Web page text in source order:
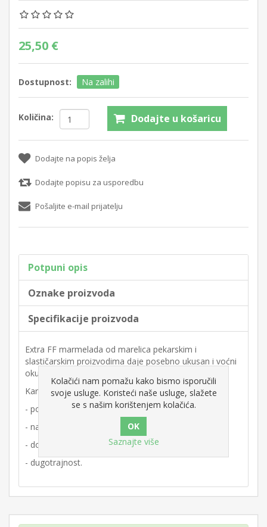
25,50 €
Dostupnost: Na zalihi
Količina: Dodajte u košaricu
Dodajte na popis želja
Dodajte popisu za usporedbu
Pošaljite e-mail prijatelju
Potpuni opis
Oznake proizvoda
Specifikacije proizvoda
Extra FF marmelada od marelica pekarskim i
slastičarskim proizvodima daje posebno ukusan i voćni
okus.
Karakteristike proizvoda:
- postojana i razmaziva
- najfinijeg okusa i prekrasnog sjaja
- dosljedna kvaliteta
- dugotrajnost.
Kolačići nam pomažu kako bismo isporučili
svoje usluge. Koristeći naše usluge, slažete
se s našim korištenjem kolačića.
Saznajte više